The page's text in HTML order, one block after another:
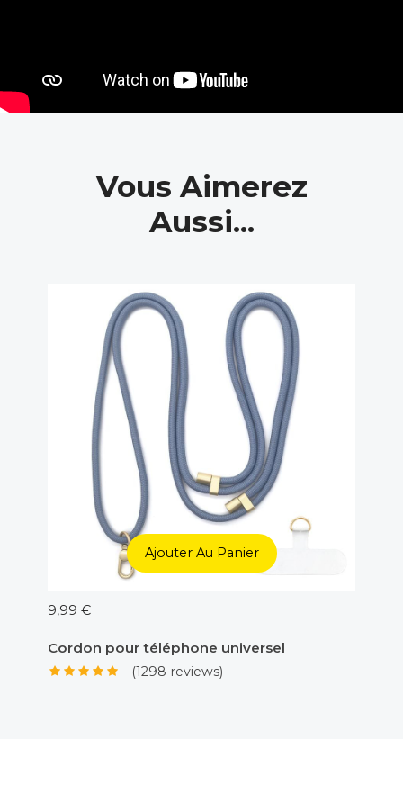
Vous Aimerez
Aussi...
Ajouter Au Panier
9,99 €
Cordon pour téléphone universel
(1298 reviews)